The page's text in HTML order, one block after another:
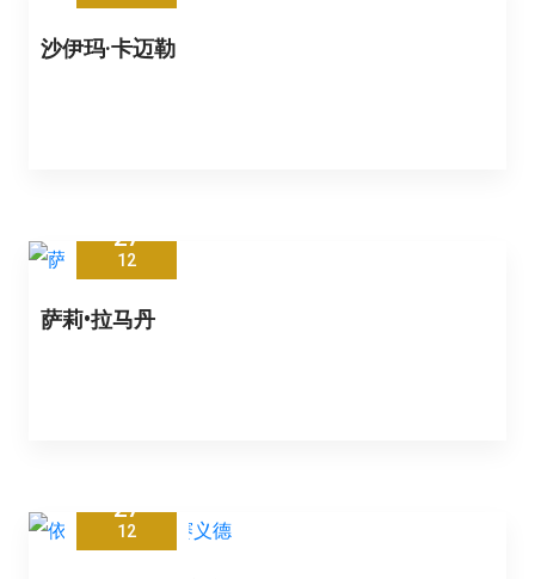
沙伊玛·卡迈勒
27
12
萨莉•拉马丹
27
12